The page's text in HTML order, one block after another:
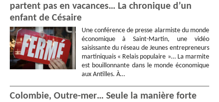
partent pas en vacances… La chronique d’un
enfant de Césaire
Une conférence de presse alarmiste du monde
économique à Saint-Martin, une vidéo
saisissante du réseau de Jeunes entrepreneurs
martiniquais « Relais populaire »… La marmite
est bouillonnante dans le monde économique
aux Antilles. À…
Colombie, Outre-mer… Seule la manière forte